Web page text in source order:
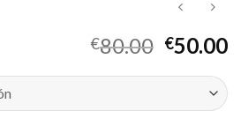
€80.00 €50.00